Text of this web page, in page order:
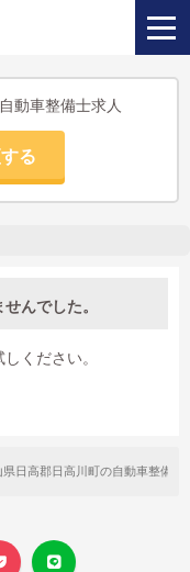
動車整備士求人
る
んでした。
ください。
県日高郡日高川町の自動車整備士